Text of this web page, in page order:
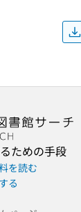
ための手段
を読む
る